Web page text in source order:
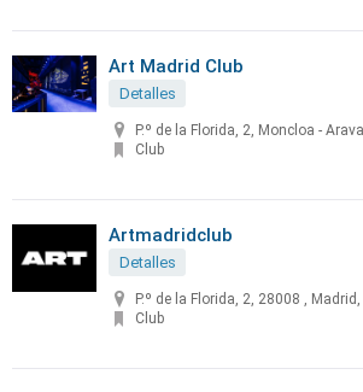
Art Madrid Club
Detalles
P.º de la Florida, 2, Moncloa -
Club
Artmadridclub
Detalles
P.º de la Florida, 2, 28008 , Madrid,
Club